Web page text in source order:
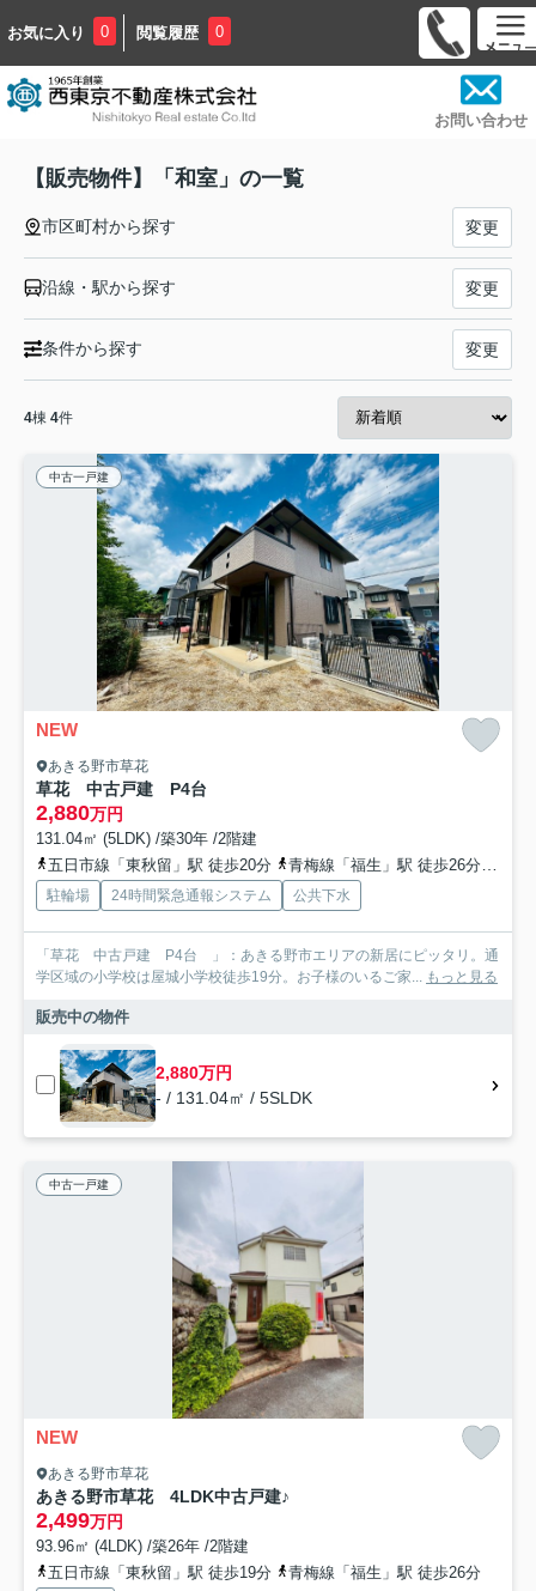
お気に入り 0 閲覧履歴 0
お問い合わせ
【販売物件】「和室」の一覧
市区町村から探す 変更
沿線・駅から探す 変更
条件から探す 変更
4棟 4件
中古一戸建
NEW
あきる野市草花
草花 中古戸建 P4台
2,880万円
131.04㎡ (5LDK) /築30年 /2階建
五日市線「東秋留」駅 徒歩20分
青梅線「福生」駅 徒歩26分
駐輪場 24時間緊急通報システム 公共下水
「草花 中古戸建 P4台 」：あきる野市エリアの新居にピッタリ。通
学区域の小学校は屋城小学校徒歩19分。お子様のいるご家...
もっと見る
販売中の物件
2,880万円
- / 131.04㎡ / 5SLDK
中古一戸建
NEW
あきる野市草花
あきる野市草花 4LDK中古戸建♪
2,499万円
93.96㎡ (4LDK) /築26年 /2階建
五日市線「東秋留」駅 徒歩19分
青梅線「福生」駅 徒歩26分